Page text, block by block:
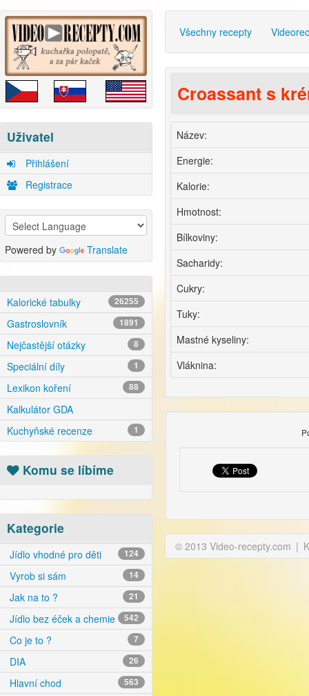
Uživatel
Přihlášení
Registrace
Powered by Translate
Kalorické tabulky 26255
Gastroslovník 1891
Nejčastější otázky 8
Speciální díly 1
Lexikon koření 88
Kalkulátor GDA
Kuchyňské recenze
1
Komu se líbíme
Kategorie
Jídlo vhodné pro děti 124
Vyrob si sám 14
Jak na to ? 21
Jídlo bez éček a chemie 542
Co je to ? 7
DIA 26
Hlavní chod 563
Všechny recepty
Croassant s
Název:
Energie:
Kalorie:
Hmotnost:
Bílkoviny:
Sacharidy:
Cukry:
Tuky:
Mastné kyseliny:
Vláknina:
© 2013 Video-recepty.com |